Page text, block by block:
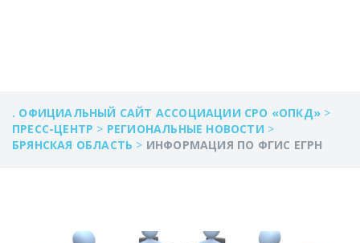
. ОФИЦИАЛЬНЫЙ САЙТ АССОЦИАЦИИ СРО «ОПКД» >
ПРЕСС-ЦЕНТР > РЕГИОНАЛЬНЫЕ НОВОСТИ >
БРЯНСКАЯ ОБЛАСТЬ > ИНФОРМАЦИЯ ПО ФГИС ЕГРН